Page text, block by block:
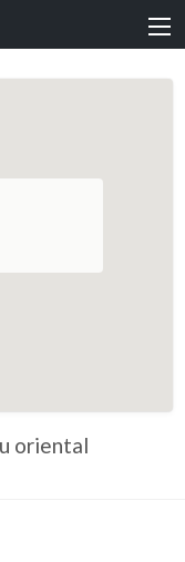
oriental